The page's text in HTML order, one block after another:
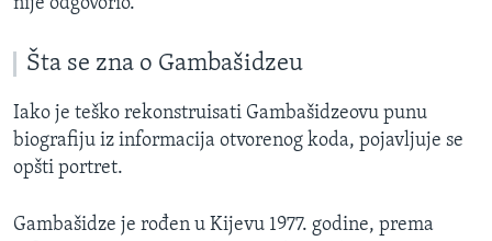
nije odgovorio.
Šta se zna o Gambašidzeu
Iako je teško rekonstruisati Gambašidzeovu punu
biografiju iz informacija otvorenog koda, pojavljuje se
opšti portret.
Gambašidze je rođen u Kijevu 1977. godine, prema